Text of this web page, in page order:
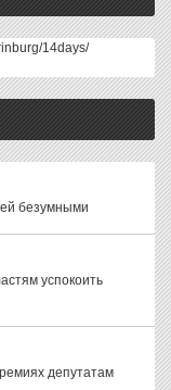
14days/
безумными
успокоить
депутатам